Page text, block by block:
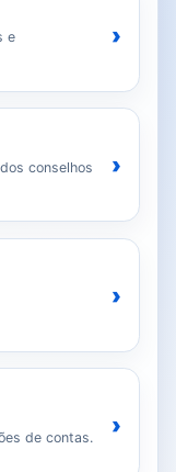
e
›
conselhos
›
›
de contas. ›